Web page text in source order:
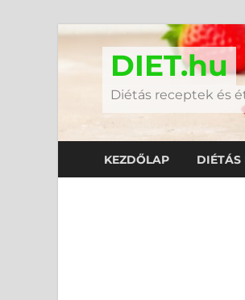
DIET.hu
Diétás receptek és
KEZDŐLAP DIÉTÁS